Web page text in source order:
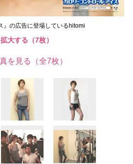
』の広告に登場しているhitomi
拡大する（7枚）
を見る（全7枚）